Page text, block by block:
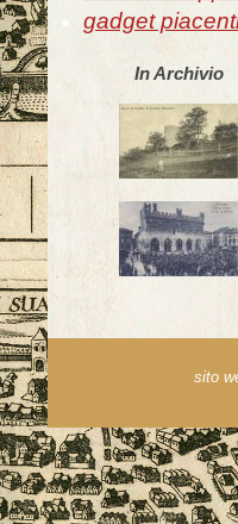
gadget
In Archivio
sito